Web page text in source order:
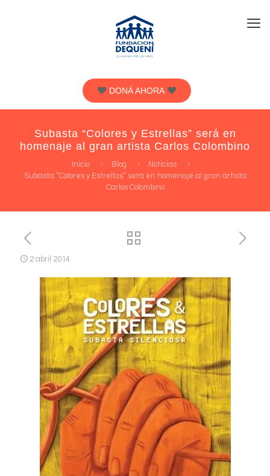
DONÁ AHORA
Subasta “Colores y Estrellas” será en
homenaje al gran artista Carlos Colombino
Inicio Blog
Noticias
Subasta “Colores y Estrellas” será en homenaje al gran artista
Carlos Colombino
2 abril 2014